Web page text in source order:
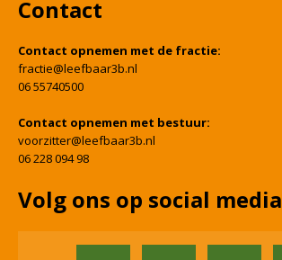
Contact
Contact opnemen met de fractie:
fractie@leefbaar3b.nl
06 55740500
Contact opnemen met bestuur:
voorzitter@leefbaar3b.nl
06 228 094 98
Volg ons op social media